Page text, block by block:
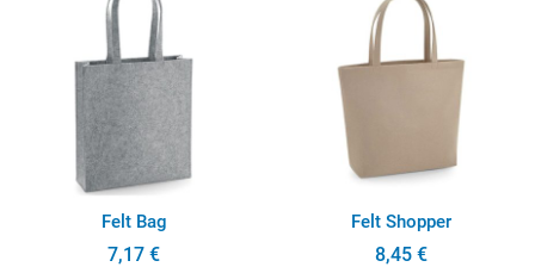
Felt Bag
7,17 €
Felt Shopper
8,45 €